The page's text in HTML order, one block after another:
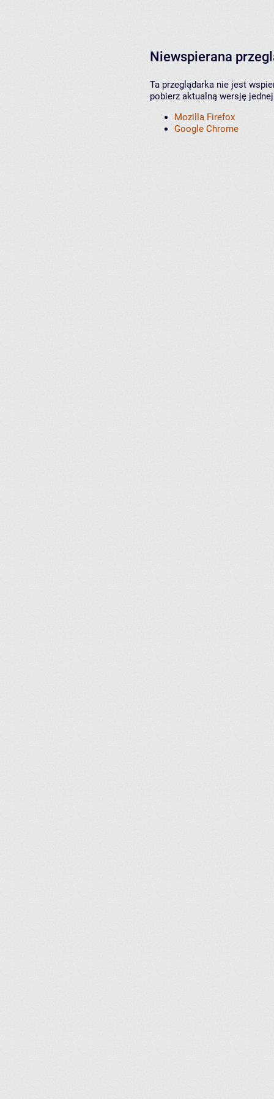
Niewspierana
Ta przeglądarka nie jest
pobierz aktualną wersję
Mozilla Firefox
Google Chrome